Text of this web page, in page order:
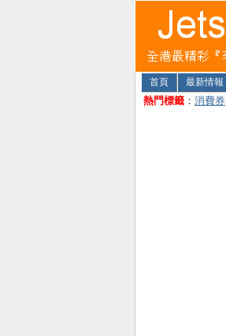
首頁 最新情報
熱門標籤 ： 消費券